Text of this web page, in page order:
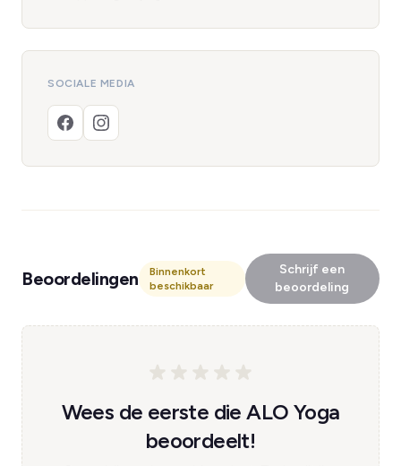
SOCIALE MEDIA
Beoordelingen
Binnenkort
beschikbaar
Schrijf een
beoordeling
Wees de eerste die ALO Yoga
beoordeelt!